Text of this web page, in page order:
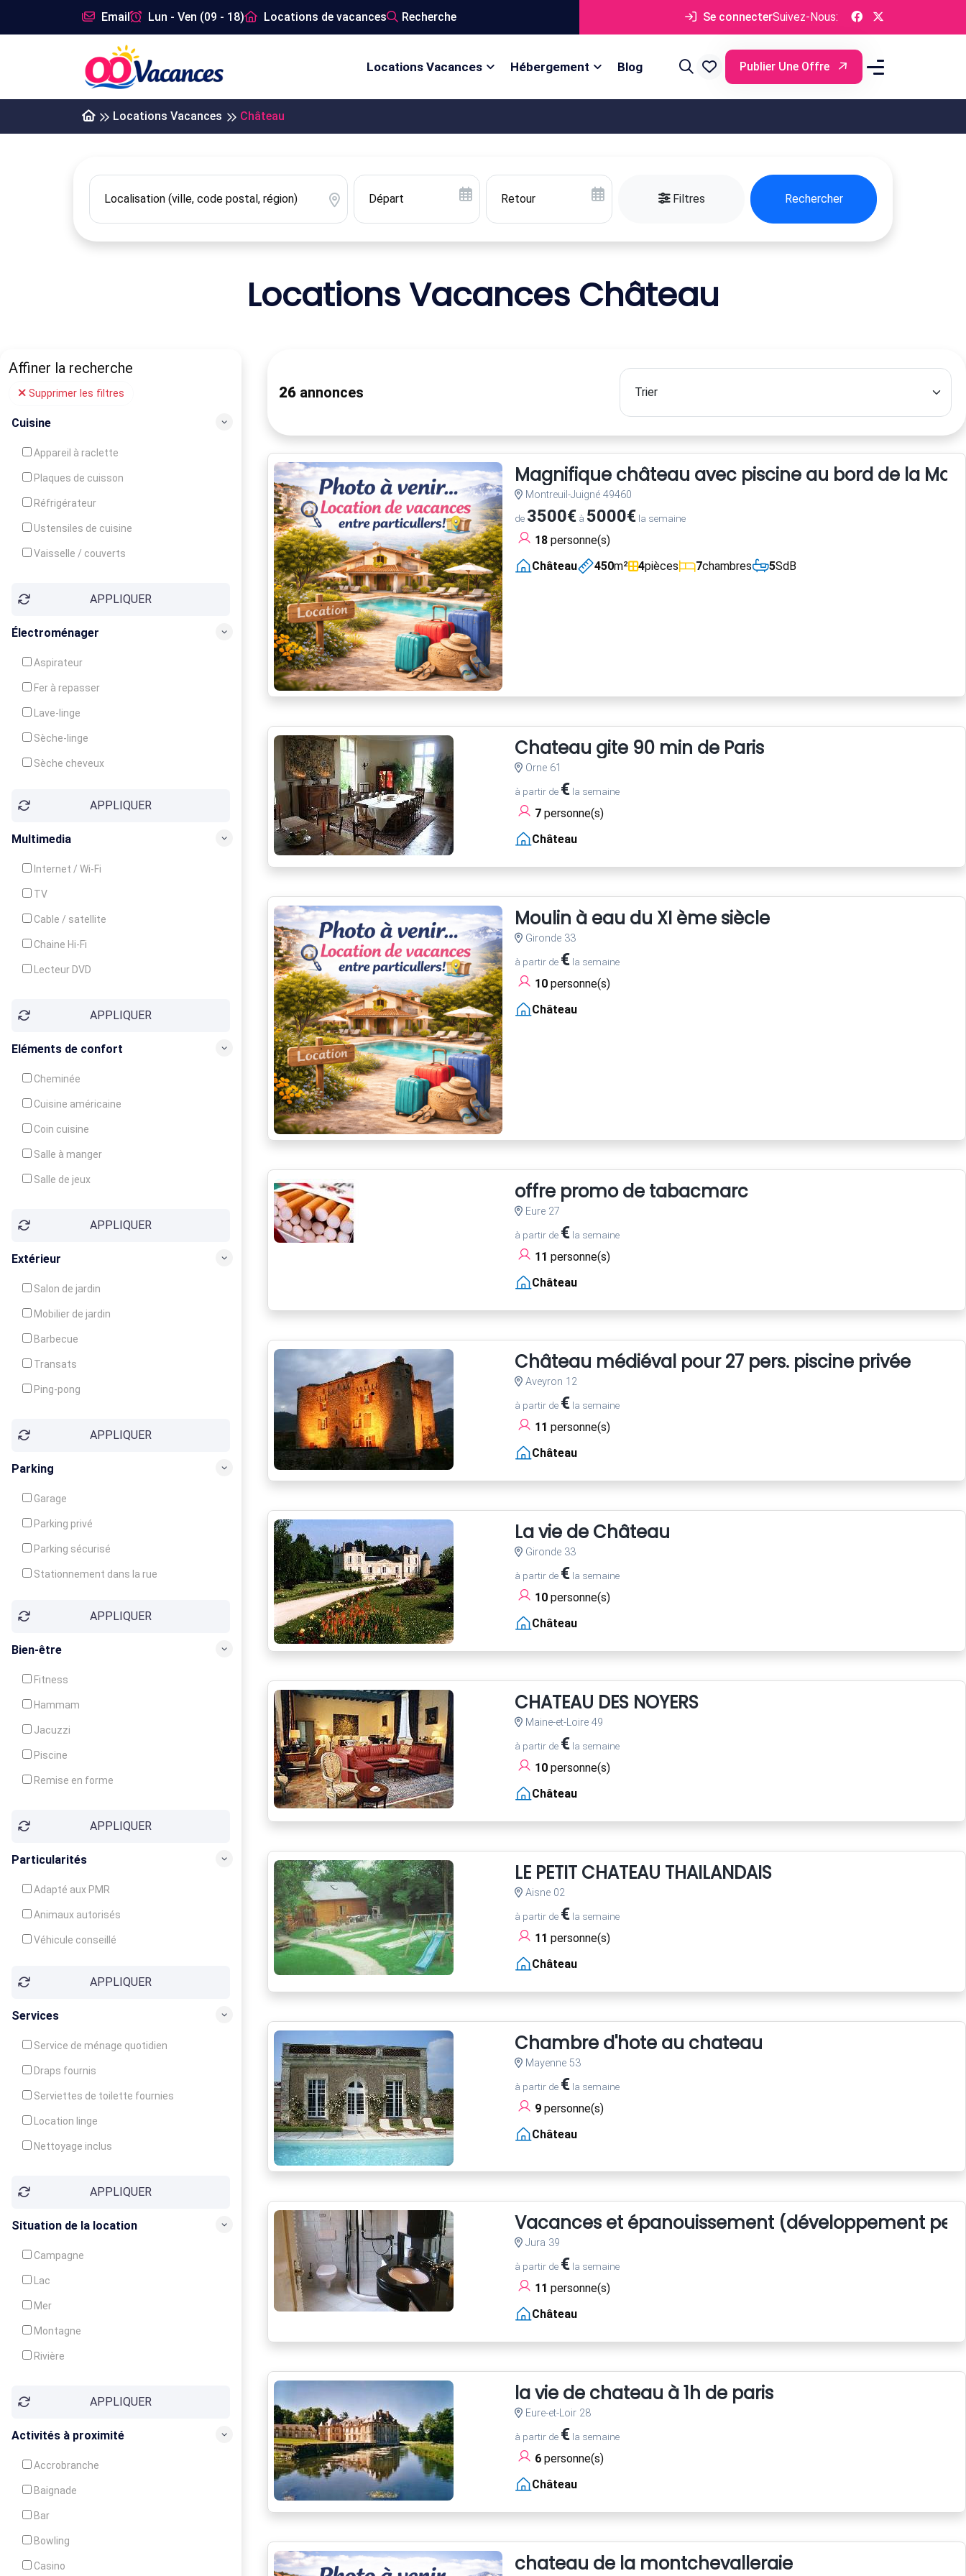
Email Lun - Ven (09 - 18) Locations de vacances Recherche Se connecterSuivez-Nous:
Locations Vacances Hébergement Blog Publier Une Offre
Locations Vacances Château
Filtres Rechercher
Locations Vacances Château
Affiner la recherche
Supprimer les filtres
Cuisine
Appareil à raclette
Plaques de cuisson
Réfrigérateur
Ustensiles de cuisine
Vaisselle / couverts
Congélateur
APPLIQUER
Électroménager
Aspirateur
Fer à repasser
Lave-linge
Sèche-linge
Sèche cheveux
APPLIQUER
Multimedia
Internet / Wi-Fi
TV
Cable / satellite
Chaine Hi-Fi
Lecteur DVD
APPLIQUER
Eléments de confort
Cheminée
Cuisine américaine
Coin cuisine
Salle à manger
Salle de jeux
Balcon / Terrasse
APPLIQUER
Extérieur
Salon de jardin
Mobilier de jardin
Barbecue
Transats
Ping-pong
Jeux d'enfantsAPPLIQUER
Parking
Garage
Parking privé
Parking sécurisé
Stationnement dans la rue
APPLIQUER
Bien-être
Fitness
Hammam
Jacuzzi
Piscine
Remise en forme
Soins du corpsAPPLIQUER
Particularités
Adapté aux PMR
Animaux autorisés
Véhicule conseillé
APPLIQUER
Services
Service de ménage quotidien
Draps fournis
Serviettes de toilette fournies
Location linge
Nettoyage inclus
Garde d'enfants
Crèche
APPLIQUER
Situation de la location
Campagne
Lac
Mer
Montagne
Rivière
APPLIQUER
Activités à proximité
Accrobranche
Baignade
Bar
Bowling
Casino
26 annonces
Magnifique château avec piscine au bord de la
Montreuil-Juigné 49460
de 3500€à 5000€la semaine
18personne(s)
Château
450m² 4pièces 7chambres 5SdB
Chateau gite 90 min de Paris
Orne 61
à partir de €la semaine
7personne(s)
Château
Moulin à eau du XI ème siècle
Gironde 33
à partir de €la semaine
10personne(s)
Château
offre promo de tabacmarc
Eure 27
à partir de €la semaine
11 personne(s)
Château
Château médiéval pour 27 pers. piscine privée
Aveyron 12
à partir de €la semaine
11 personne(s)
Château
La vie de Château
Gironde 33
à partir de €la semaine
10personne(s)
Château
CHATEAU DES NOYERS
Maine-et-Loire 49
à partir de €la semaine
10personne(s)
Château
LE PETIT CHATEAU THAILANDAIS
Aisne 02
à partir de €la semaine
11 personne(s)
Château
Chambre d'hote au chateau
Mayenne 53
à partir de €la semaine
9personne(s)
Château
Vacances et épanouissement (développement
Jura 39
à partir de €la semaine
11 personne(s)
Château
la vie de chateau à 1h de paris
Eure-et-Loir 28
à partir de €la semaine
6personne(s)
Château
chateau de la montchevalleraie